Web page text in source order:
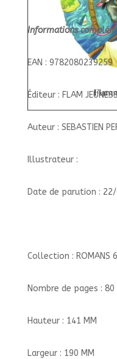
Informations
EAN : 9782080239259
Éditeur : FLAM
Auteur : SEBASTIEN
Illustrateur :
Date de parution :
Collection : ROMANS
Nombre de pages : 80
Hauteur : 141 MM
Largeur : 190 MM